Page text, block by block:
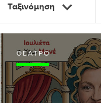
Ταξινόμηση
ΘΈΑΤΡΟ